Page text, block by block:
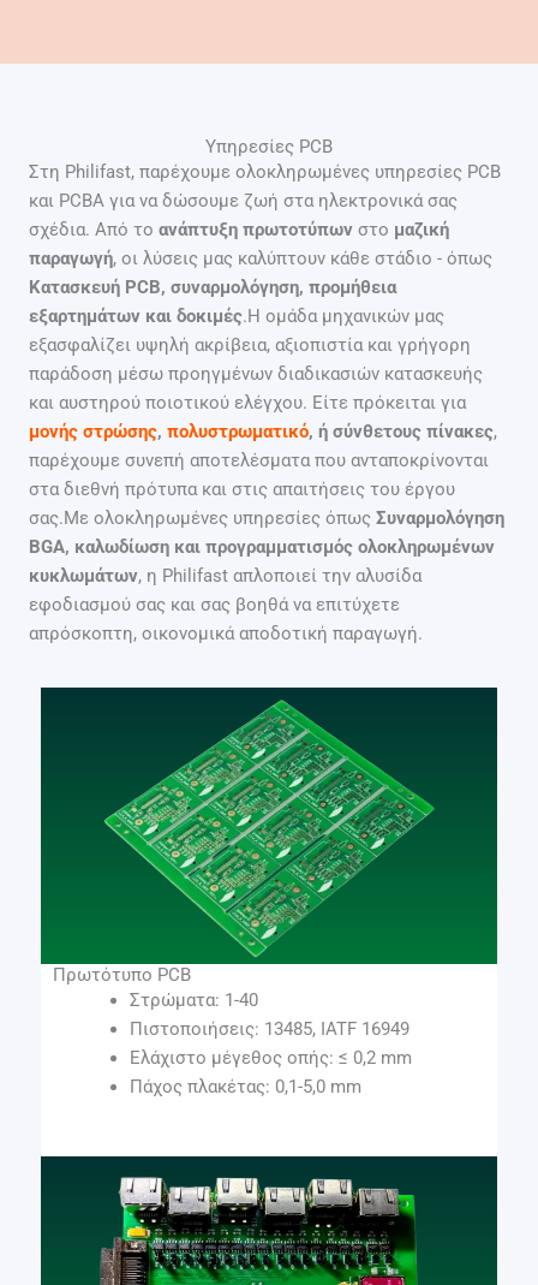
Υπηρεσίες PCB
Στη Philifast, παρέχουμε ολοκληρωμένες υπηρεσίες PCB
και PCBA για να δώσουμε ζωή στα ηλεκτρονικά σας
σχέδια. Από το ανάπτυξη πρωτοτύπων στο μαζική
παραγωγή, οι λύσεις μας καλύπτουν κάθε στάδιο - όπως
Κατασκευή PCB, συναρμολόγηση, προμήθεια
εξαρτημάτων και δοκιμές.Η ομάδα μηχανικών μας
εξασφαλίζει υψηλή ακρίβεια, αξιοπιστία και γρήγορη
παράδοση μέσω προηγμένων διαδικασιών κατασκευής
και αυστηρού ποιοτικού ελέγχου. Είτε πρόκειται για
μονής στρώσης, πολυστρωματικό, ή σύνθετους πίνακες,
παρέχουμε συνεπή αποτελέσματα που ανταποκρίνονται
στα διεθνή πρότυπα και στις απαιτήσεις του έργου
σας.Με ολοκληρωμένες υπηρεσίες όπως Συναρμολόγηση
BGA, καλωδίωση και προγραμματισμός ολοκληρωμένων
κυκλωμάτων, η Philifast απλοποιεί την αλυσίδα
εφοδιασμού σας και σας βοηθά να επιτύχετε
απρόσκοπτη, οικονομικά αποδοτική παραγωγή.
Πρωτότυπο PCB
Στρώματα: 1-40
Πιστοποιήσεις: 13485, IATF 16949
Ελάχιστο μέγεθος οπής: ≤ 0,2 mm
Πάχος πλακέτας: 0,1-5,0 mm